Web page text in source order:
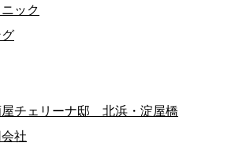
ック
屋チェリーナ邸 北浜・淀屋橋
社